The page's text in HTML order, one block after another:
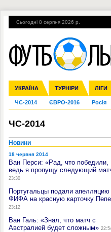
Сьогодні 8 серпня 2026 р.
УКРАЇНА ТУРНІРИ ЛІГИ
Збірна Прем'єр-ліга Перша
Ліга чемпіонів Ліга Європи
Англія Іспанія Італія
ЧС-2014 ЄВРО-2016 Росія
Гарячі теми УПЛ, 2-й тур
ЧС-2014
Новини
18 червня 2014
Ван Перси: «Рад, что победили,
ведь я пропущу следующий
23:30
Португальцы подали апелляцию
ФИФА на красную карточку Пепе
23:12
Ван Галь: «Знал, что матч с
Австралией будет сложным»